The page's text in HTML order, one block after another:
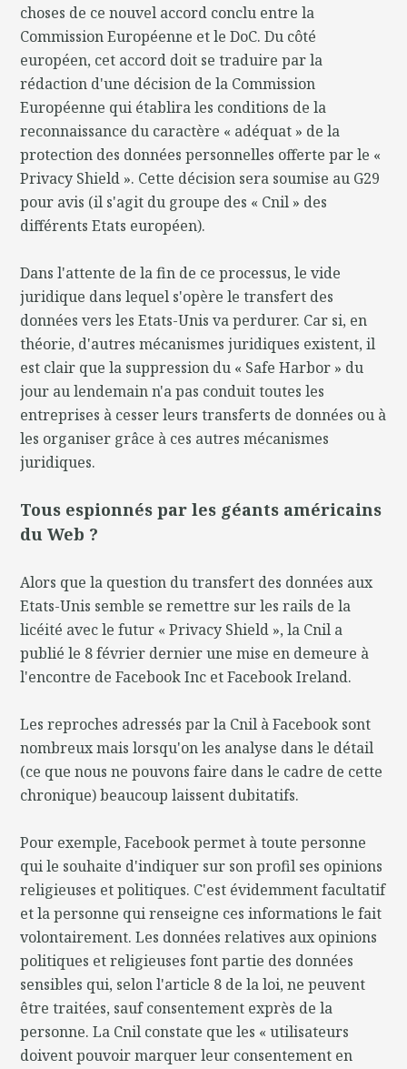
choses de ce nouvel accord conclu entre la
Commission Européenne et le DoC. Du côté
européen, cet accord doit se traduire par la
rédaction d'une décision de la Commission
Européenne qui établira les conditions de la
reconnaissance du caractère « adéquat » de la
protection des données personnelles offerte par le «
Privacy Shield ». Cette décision sera soumise au G29
pour avis (il s'agit du groupe des « Cnil » des
différents Etats européen).
Dans l'attente de la fin de ce processus, le vide
juridique dans lequel s'opère le transfert des
données vers les Etats-Unis va perdurer. Car si, en
théorie, d'autres mécanismes juridiques existent, il
est clair que la suppression du « Safe Harbor » du
jour au lendemain n'a pas conduit toutes les
entreprises à cesser leurs transferts de données ou à
les organiser grâce à ces autres mécanismes
juridiques.
Tous espionnés par les géants américains
du Web ?
Alors que la question du transfert des données aux
Etats-Unis semble se remettre sur les rails de la
licéité avec le futur « Privacy Shield », la Cnil a
publié le 8 février dernier une mise en demeure à
l'encontre de Facebook Inc et Facebook Ireland.
Les reproches adressés par la Cnil à Facebook sont
nombreux mais lorsqu'on les analyse dans le détail
(ce que nous ne pouvons faire dans le cadre de cette
chronique) beaucoup laissent dubitatifs.
Pour exemple, Facebook permet à toute personne
qui le souhaite d'indiquer sur son profil ses opinions
religieuses et politiques. C'est évidemment facultatif
et la personne qui renseigne ces informations le fait
volontairement. Les données relatives aux opinions
politiques et religieuses font partie des données
sensibles qui, selon l'article 8 de la loi, ne peuvent
être traitées, sauf consentement exprès de la
personne. La Cnil constate que les « utilisateurs
doivent pouvoir marquer leur consentement en